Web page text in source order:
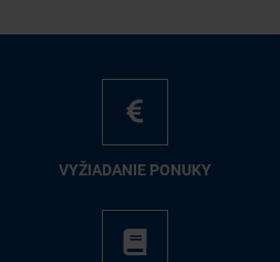
VY­ŽIA­DA­NIE PO­NU­KY